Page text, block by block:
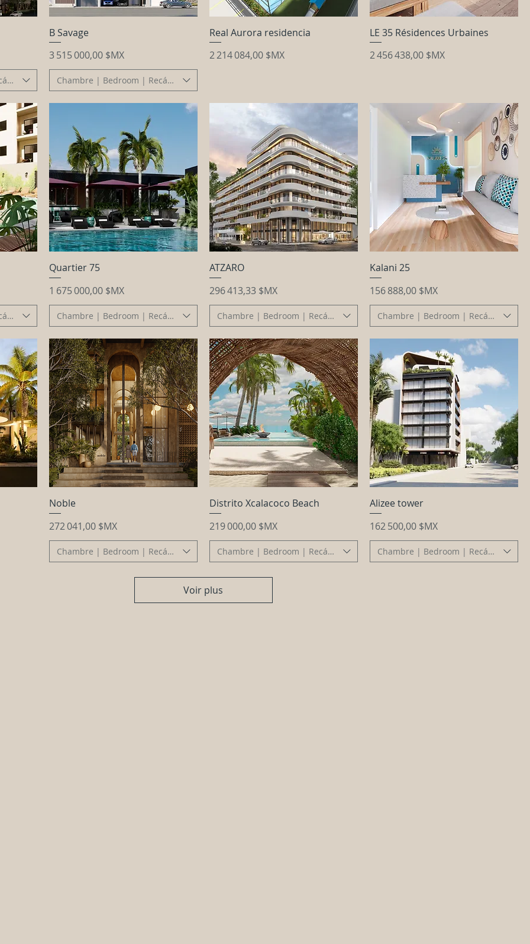
B Savage
Prix
3 515 000,00 $MX
Chambre | Bedroom | Recámara
Real Aurora residencia
Prix
2 214 084,00 $MX
LE 35 Résidences Urbaines
Prix
2 456 438,00 $MX
Quartier 75
Prix
1 675 000,00 $MX
Chambre | Bedroom | Recámara
ATZARO
Prix
296 413,33 $MX
Chambre | Bedroom | Recámara
Kalani 25
Prix
156 888,00 $MX
Chambre | Bedroom | Recámara
Noble
Prix
272 041,00 $MX
Chambre | Bedroom | Recámara
Distrito Xcalacoco Beach
Prix
219 000,00 $MX
Chambre | Bedroom | Recámara
Alizee tower
Prix
162 500,00 $MX
Chambre | Bedroom | Recámara
Voir plus